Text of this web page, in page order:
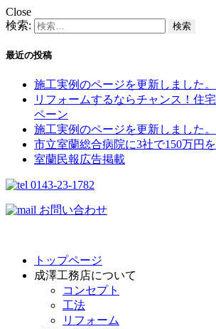
Close
検索:
最近の投稿
施工実例のページを更新しました。
リフォームするならチャンス！住
ペーン​
施工実例のページを更新しました。
市立室蘭総合病院に3社で150万円
室蘭民報広告掲載
0143-23-1782
お問い合わせ
トップページ
成澤工務店について
コンセプト
工法
リフォーム